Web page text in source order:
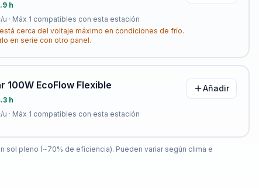
h
u · Máx 1 compatibles con esta estación
cerca del voltaje máximo en condiciones de frío.
en serie con otro panel.
100W EcoFlow Flexible
h
u · Máx 1 compatibles con esta estación
Añadir
sol pleno (~70% de eficiencia). Pueden variar según clima e